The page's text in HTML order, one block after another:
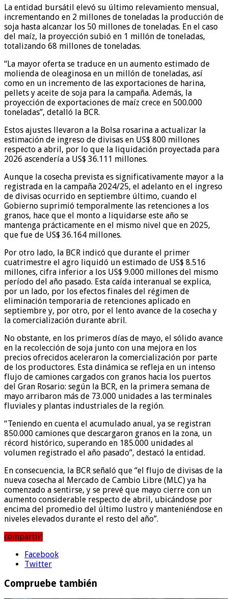
La entidad bursátil elevó su último relevamiento mensual,
incrementando en 2 millones de toneladas la producción de
soja hasta alcanzar los 50 millones de toneladas. En el caso
del maíz, la proyección subió en 1 millón de toneladas,
totalizando 68 millones de toneladas.
“La mayor oferta se traduce en un aumento estimado de
molienda de oleaginosa en un millón de toneladas, así
como en un incremento de las exportaciones de harina,
pellets y aceite de soja para la campaña. Además, la
proyección de exportaciones de maíz crece en 500.000
toneladas”, detalló la BCR.
Estos ajustes llevaron a la Bolsa rosarina a actualizar la
estimación de ingreso de divisas en US$ 800 millones
respecto a abril, por lo que la liquidación proyectada para
2026 ascendería a US$ 36.111 millones.
Aunque la cosecha prevista es significativamente mayor a la
registrada en la campaña 2024/25, el adelanto en el ingreso
de divisas ocurrido en septiembre último, cuando el
Gobierno suprimió temporalmente las retenciones a los
granos, hace que el monto a liquidarse este año se
mantenga prácticamente en el mismo nivel que en 2025,
que fue de US$ 36.164 millones.
Por otro lado, la BCR indicó que durante el primer
cuatrimestre el agro liquidó un estimado de US$ 8.516
millones, cifra inferior a los US$ 9.000 millones del mismo
período del año pasado. Esta caída interanual se explica,
por un lado, por los efectos finales del régimen de
eliminación temporaria de retenciones aplicado en
septiembre y, por otro, por el lento avance de la cosecha y
la comercialización durante abril.
No obstante, en los primeros días de mayo, el sólido avance
en la recolección de soja junto con una mejora en los
precios ofrecidos aceleraron la comercialización por parte
de los productores. Esta dinámica se refleja en un intenso
flujo de camiones cargados con granos hacia los puertos
del Gran Rosario: según la BCR, en la primera semana de
mayo arribaron más de 73.000 unidades a las terminales
fluviales y plantas industriales de la región.
“Teniendo en cuenta el acumulado anual, ya se registran
850.000 camiones que descargaron granos en la zona, un
récord histórico, superando en 185.000 unidades al
volumen registrado el año pasado”, destacó la entidad.
En consecuencia, la BCR señaló que “el flujo de divisas de la
nueva cosecha al Mercado de Cambio Libre (MLC) ya ha
comenzado a sentirse, y se prevé que mayo cierre con un
aumento considerable respecto de abril, ubicándose por
encima del promedio del último lustro y manteniéndose en
niveles elevados durante el resto del año”.
compartir!
Facebook
Twitter
Compruebe también